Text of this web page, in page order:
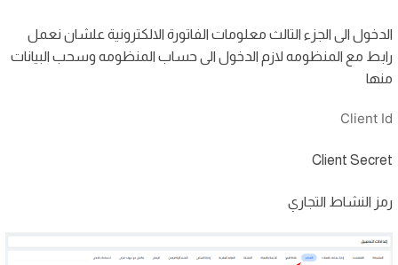
الدخول الى الجزء التالث معلومات الفاتورة الالكترونية علشان نعمل
رابط مع المنظومه لازم الدخول الى حساب المنظومه وسحب البيانات
منها
Client Id
Client Secret
رمز النشاط التجاري